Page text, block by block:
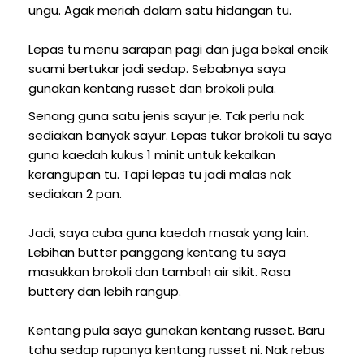
ungu. Agak meriah dalam satu hidangan tu.
Lepas tu menu sarapan pagi dan juga bekal encik
suami bertukar jadi sedap. Sebabnya saya
gunakan kentang russet dan brokoli pula.
Senang guna satu jenis sayur je. Tak perlu nak
sediakan banyak sayur. Lepas tukar brokoli tu saya
guna kaedah kukus 1 minit untuk kekalkan
kerangupan tu. Tapi lepas tu jadi malas nak
sediakan 2 pan.
Jadi, saya cuba guna kaedah masak yang lain.
Lebihan butter panggang kentang tu saya
masukkan brokoli dan tambah air sikit. Rasa
buttery dan lebih rangup.
Kentang pula saya gunakan kentang russet. Baru
tahu sedap rupanya kentang russet ni. Nak rebus